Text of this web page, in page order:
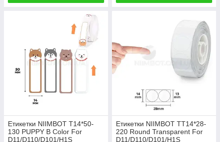
Етикетки NIIMBOT T14*50-
130 PUPPY B Color For
D11/D110/D101/H1S
Етикетки NIIMBOT TT14*28-
220 Round Transparent For
D11/D110/D101/H1S